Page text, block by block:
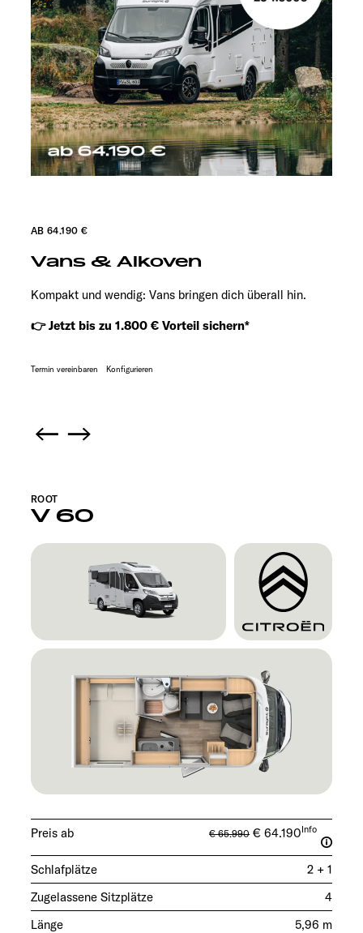
AB 64.190 €
Vans & Alkoven
Kompakt und wendig: Vans bringen dich überall hin.
👉 Jetzt bis zu 1.800 € Vorteil sichern*
Termin vereinbaren Konfigurieren
V 60
ROOT
Preis ab € 65.990 € 64.190Info
Schlafplätze
2 + 1
Zugelassene Sitzplätze
4
Länge
5,96 m